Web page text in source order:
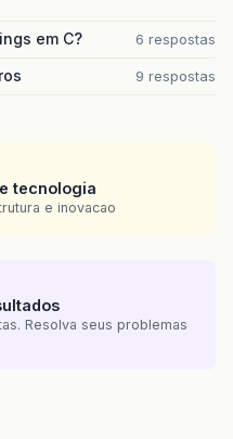
em C? 6 respostas
9 respostas
tecnologia
e inovacao
Resolva seus problemas